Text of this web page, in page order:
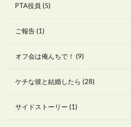
PTA役員 (5)
ご報告(1)
オフ会は俺んちで！ (9)
ケチな彼と結婚したら (28)
サイドストーリー (1)